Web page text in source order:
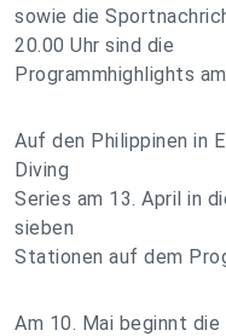
sowie die
20.00 Uhr sind die
Programmhighlights
Auf den Philippinen in
Diving
Series am 13. April in
sieben
Stationen auf dem
Am 10. Mai beginnt